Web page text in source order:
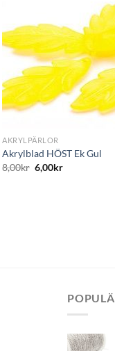
AKRYLPÄRLOR
Akrylblad HÖST Ek Gul
8,00kr 6,00kr